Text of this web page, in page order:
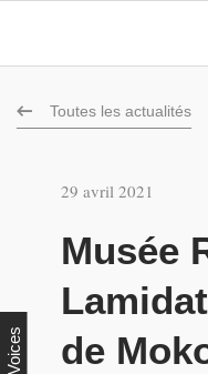
Toutes les actualités
29 avril 2021
Musée
de